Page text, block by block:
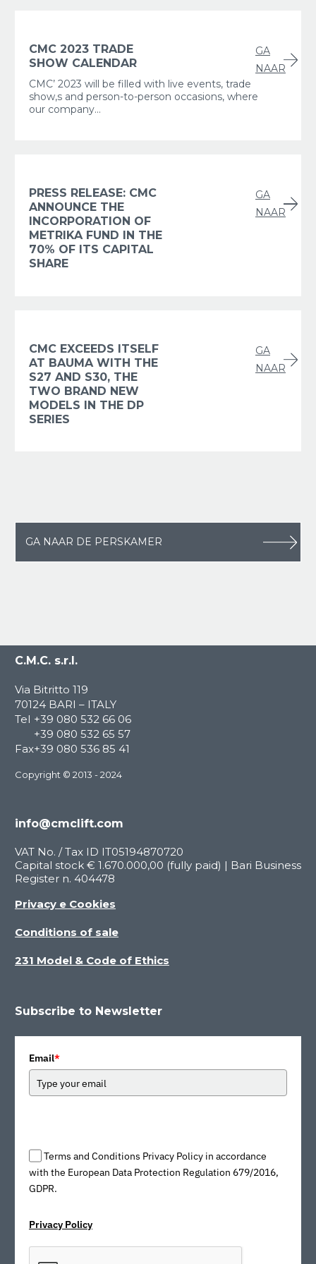
CMC 2023 TRADE
SHOW CALENDAR
CMC’ 2023 will be filled with live events, trade
show,s and person-to-person occasions, where
our company...
GA
NAAR
PRESS RELEASE: CMC
ANNOUNCE THE
INCORPORATION OF
METRIKA FUND IN THE
70% OF ITS CAPITAL
SHARE
GA
NAAR
CMC EXCEEDS ITSELF
AT BAUMA WITH THE
S27 AND S30, THE
TWO BRAND NEW
MODELS IN THE DP
SERIES
GA
NAAR
GA NAAR DE PERSKAMER
C.M.C. s.r.l.
Via Bitritto 119
70124 BARI – ITALY
Tel +39 080 532 66 06
+39 080 532 65 57
Fax+39 080 536 85 41
Copyright © 2013 - 2024
info@cmclift.com
VAT No. / Tax ID IT05194870720
Capital stock € 1.670.000,00 (fully paid) | Bari Business
Register n. 404478
Privacy e Cookies
Conditions of sale
231 Model & Code of Ethics
Subscribe to Newsletter
Email*
Terms and Conditions Privacy Policy in accordance
with the European Data Protection Regulation 679/2016,
GDPR.
Privacy Policy